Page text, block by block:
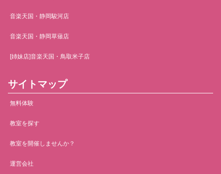
音楽天国・静岡駿河店
音楽天国・静岡草薙店
[姉妹店]音楽天国・鳥取米子店
サイトマップ
無料体験
教室を探す
教室を開催しませんか？
運営会社